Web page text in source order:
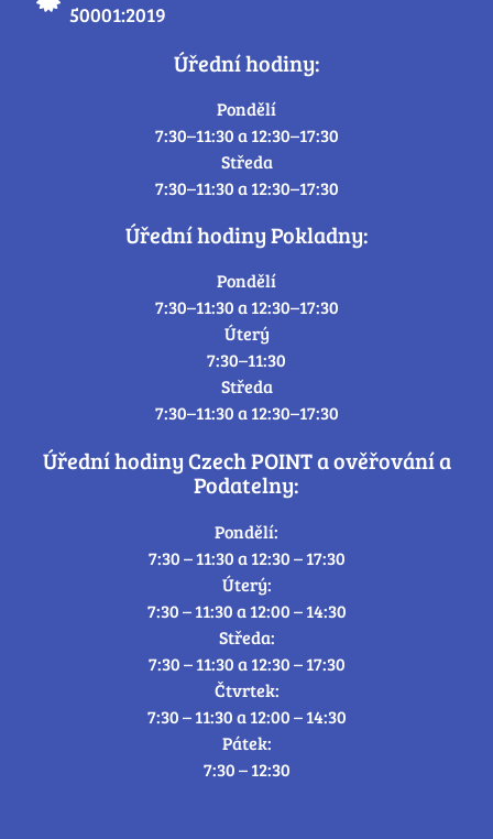
50001:2019
Úřední hodiny:
Pondělí
7:30–11:30 a 12:30–17:30
Středa
7:30–11:30 a 12:30–17:30
Úřední hodiny Pokladny:
Pondělí
7:30–11:30 a 12:30–17:30
Úterý
7:30–11:30
Středa
7:30–11:30 a 12:30–17:30
Úřední hodiny Czech POINT a ověřování a
Podatelny:
Pondělí:
7:30 – 11:30 a 12:30 – 17:30
Úterý:
7:30 – 11:30 a 12:00 – 14:30
Středa:
7:30 – 11:30 a 12:30 – 17:30
Čtvrtek:
7:30 – 11:30 a 12:00 – 14:30
Pátek:
7:30 – 12:30